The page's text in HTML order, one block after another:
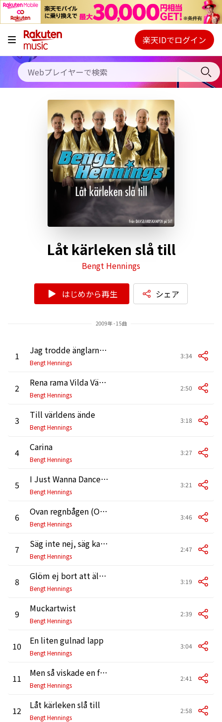
キャンペーン
料金プラン
使い方
初回30日間無料お試し
Webプレイヤー
ご契約内容の確認・変更
楽天IDでログイン
Låt kärleken slå till
Bengt Hennings
はじめから再生 シェア
2009年 - 15曲
1 Jag trodde änglarna fanns
Bengt Hennings
3:34
2 Rena rama Vilda Västern
Bengt Hennings
2:50
3 Till världens ände
Bengt Hennings
3:18
4 Carina
Bengt Hennings
3:27
5 I Just Wanna Dance with You
Bengt Hennings
3:21
6 Ovan regnbågen (Over the Rainbow)
Bengt Hennings
3:46
7 Säg inte nej, säg kanske
Bengt Hennings
2:47
8 Glöm ej bort att älska varann
Bengt Hennings
3:19
9 Muckartwist
Bengt Hennings
2:39
10 En liten gulnad lapp
Bengt Hennings
3:04
11 Men så viskade en fågel
Bengt Hennings
2:41
12 Låt kärleken slå till
Bengt Hennings
2:58